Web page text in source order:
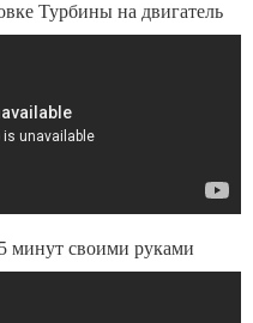
Турбины на двигатель
минут своими руками